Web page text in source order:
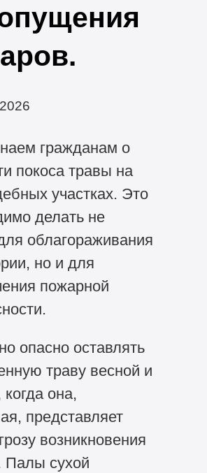
гражданам о
покоса травы на
участках. Это
делать не
облагораживания
но и для
пожарной
опасно оставлять
траву весной и
она,
представляет
возникновения
Палы сухой